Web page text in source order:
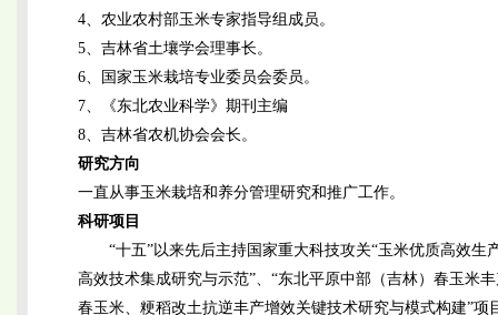
4、农业农村部玉米专家指导组成员。
5、吉林省土壤学会理事长。
6、国家玉米栽培专业委员会委员。
7、《东北农业科学》期刊主编
8、吉林省农机协会会长。
研究方向
一直从事玉米栽培和养分管理研究和推广工作。
科研项目
“十五”以来先后主持国家重大科技攻关“玉米优质高效
高效技术集成研究与示范”、“东北平原中部（吉林）春玉米
春玉米、粳稻改土抗逆丰产增效关键技术研究与模式构建”